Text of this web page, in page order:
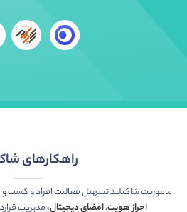
راهکارهای
ماموریت شاکیلید تسهیل فعالیت افراد و کسب و
احراز هویت،امضای دیجیتال،مدیریت